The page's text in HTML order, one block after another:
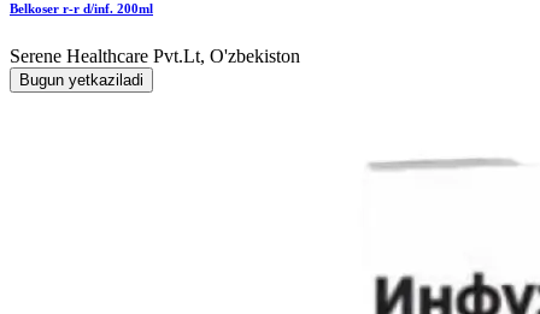
Belkoser r-r d/inf. 200ml
Serene Healthcare Pvt.Lt, O'zbekiston
Bugun yetkaziladi